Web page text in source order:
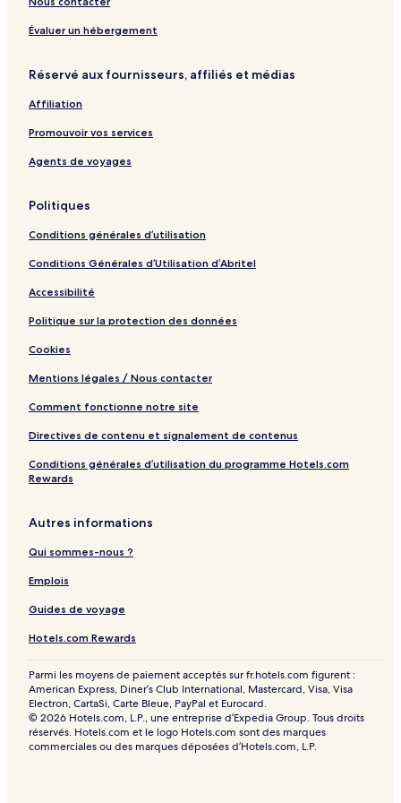
r
e
Évaluer un hébergement
Réservé aux fournisseurs, affiliés et médias
Affiliation
Promouvoir vos services
Agents de voyages
Politiques
Conditions générales d’utilisation
Conditions Générales d’Utilisation d’Abritel
Accessibilité
Politique sur la protection des données
Cookies
Mentions légales / Nous contacter
Comment fonctionne notre site
Directives de contenu et signalement de contenus
Conditions générales d’utilisation du programme Hotels.com
Rewards
Autres informations
Qui sommes-nous ?
Emplois
Guides de voyage
Hotels.com Rewards
Parmi les moyens de paiement acceptés sur fr.hotels.com figurent :
American Express, Diner’s Club International, Mastercard, Visa, Visa
Electron, CartaSi, Carte Bleue, PayPal et Eurocard.
© 2026 Hotels.com, L.P., une entreprise d’Expedia Group. Tous droits
réservés. Hotels.com et le logo Hotels.com sont des marques
commerciales ou des marques déposées d’Hotels.com, L.P.